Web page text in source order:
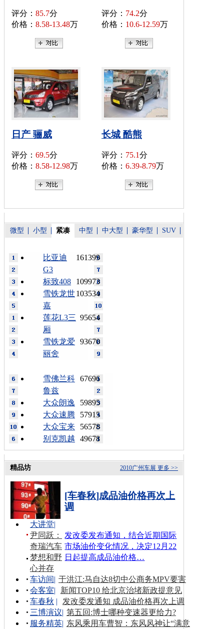
评分： 85.7分
价格： 8.58-13.48万
评分： 74.2分
价格： 10.6-12.59万
日产 骊威
评分： 69.5分
价格： 8.58-12.98万
长城 酷熊
评分： 75.1分
价格： 6.39-8.79万
微型 小型 紧凑 中型 中大型 豪华型 SUV
161399
比亚迪
G3
109973
标致408
103534
雪铁龙世
嘉
95654
莲花L3三
厢
93670
雪铁龙爱
丽舍
67696
雪佛兰科
鲁兹
59895
大众朗逸
57915
大众速腾
56578
大众宝来
49678
别克凯越
更多 >>
2010广州车展
精品坊
[车春秋]成品油价格再次上
调
发改委发布通知，结合近期国际
市场油价变化情况，决定12月22
日起提高成品油价格…
大讲堂|
尹同跃：
奇瑞汽车
梦想和野
心并存
车访间| 于洪江:马自达8切中公商务MPV要害
会客室|
新闻TOP10 给北京治堵新政提意见
车春秋 |
发改委发通知 成品油价格再次上调
三博演议| 第五回:博士哪种变速器更给力?
服务精英| 东风乘用车曹智：东风风神让“满意